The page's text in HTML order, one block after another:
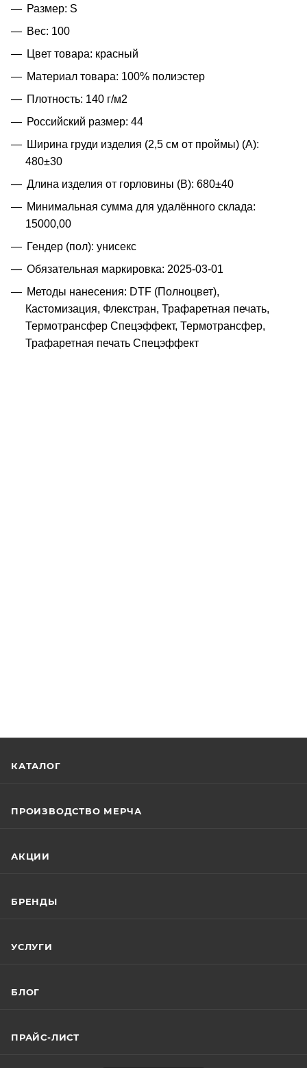
Размер: S
Вес: 100
Цвет товара: красный
Материал товара: 100% полиэстер
Плотность: 140 г/м2
Российский размер: 44
Ширина груди изделия (2,5 см от проймы) (A):
480±30
Длина изделия от горловины (B): 680±40
Минимальная сумма для удалённого склада:
15000,00
Гендер (пол): унисекс
Обязательная маркировка: 2025-03-01
Методы нанесения: DTF (Полноцвет),
Кастомизация, Флекстран, Трафаретная печать,
Термотрансфер Спецэффект, Термотрансфер,
Трафаретная печать Спецэффект
КАТАЛОГ
ПРОИЗВОДСТВО МЕРЧА
АКЦИИ
БРЕНДЫ
УСЛУГИ
БЛОГ
ПРАЙС-ЛИСТ